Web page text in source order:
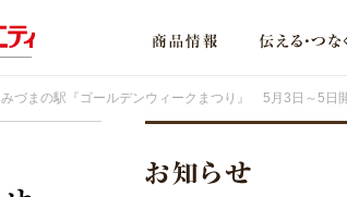
みづまの駅『ゴールデンウィークまつり』 5月3日～5日